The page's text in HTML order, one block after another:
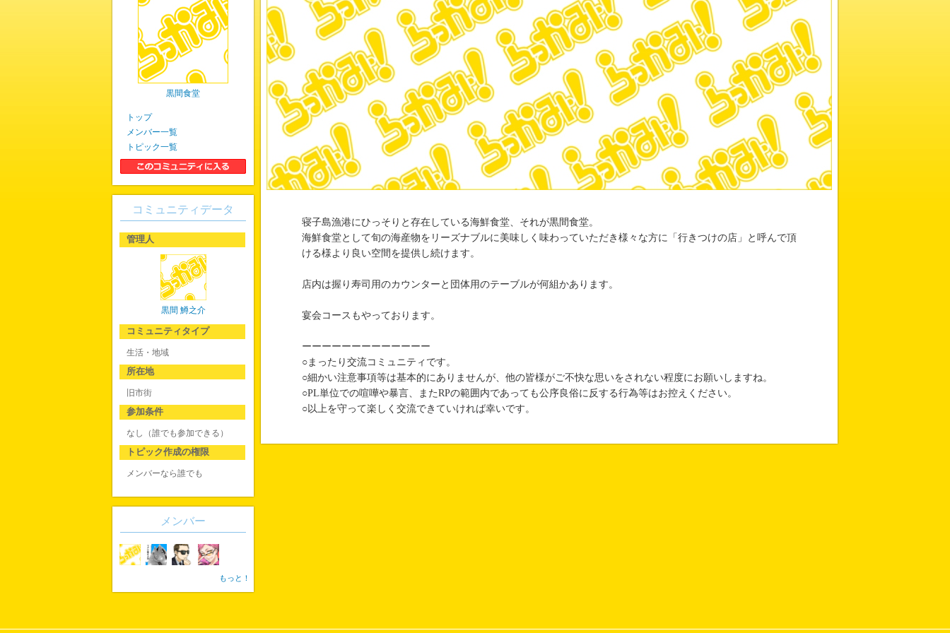
寝子島漁港にひっそりと存在している海鮮食堂、それが黒間食堂。
海鮮食堂として旬の海産物をリーズナブルに美味しく味わっていただき様々な方に「行きつけの店」と呼んで頂
ける様より良い空間を提供し続けます。
店内は握り寿司用のカウンターと団体用のテーブルが何組かあります。
宴会コースもやっております。
ーーーーーーーーーーーーー
○まったり交流コミュニティです。
○細かい注意事項等は基本的にありませんが、他の皆様がご不快な思いをされない程度にお願いしますね。
○PL単位での喧嘩や暴言、またRPの範囲内であっても公序良俗に反する行為等はお控えください。
○以上を守って楽しく交流できていければ幸いです。
黒間食堂
トップ
メンバー一覧
トピック一覧
コミュニティデータ
管理人
黒間 鱒之介
コミュニティタイプ
生活・地域
所在地
旧市街
参加条件
なし（誰でも参加できる）
トピック作成の権限
メンバーなら誰でも
メンバー
もっと！